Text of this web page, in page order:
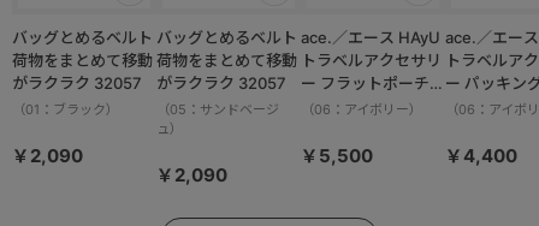
バッグとめるベルト
荷物をまとめて移動
がラクラク 32057
（01：ブラック）
￥2,090
バッグとめるベルト
荷物をまとめて移動
がラクラク 32057
（05：サンドベージ
ュ）
￥2,090
ace.／エース HAyU
トラベルアクセサリ
ー フラットポーチセ
ット 17825
（06：アイボリー）
￥5,500
ace.／エース
トラベルア
ー パッキン
M 17822
（06：アイボ
￥4,400